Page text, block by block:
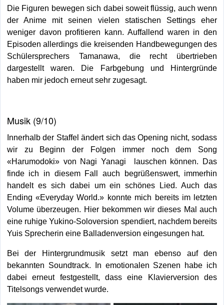
Die Figuren bewegen sich dabei soweit flüssig, auch wenn
der Anime mit seinen vielen statischen Settings eher
weniger davon profitieren kann. Auffallend waren in den
Episoden allerdings die kreisenden Handbewegungen des
Schülersprechers Tamanawa, die recht übertrieben
dargestellt waren. Die Farbgebung und Hintergründe
haben mir jedoch erneut sehr zugesagt.
Musik (9/10)
Innerhalb der Staffel ändert sich das Opening nicht, sodass
wir zu Beginn der Folgen immer noch dem Song
«Harumodoki» von Nagi Yanagi lauschen können. Das
finde ich in diesem Fall auch begrüßenswert, immerhin
handelt es sich dabei um ein schönes Lied. Auch das
Ending «Everyday World.» konnte mich bereits im letzten
Volume überzeugen. Hier bekommen wir dieses Mal auch
eine ruhige Yukino-Soloversion spendiert, nachdem bereits
Yuis Sprecherin eine Balladenversion eingesungen hat.
Bei der Hintergrundmusik setzt man ebenso auf den
bekannten Soundtrack. In emotionalen Szenen habe ich
dabei erneut festgestellt, dass eine Klavierversion des
Titelsongs verwendet wurde.